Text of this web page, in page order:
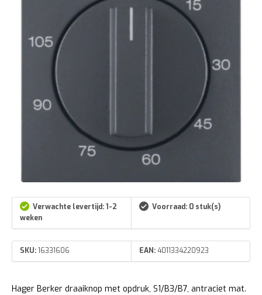
Verwachte levertijd: 1-2
weken
Voorraad: 0 stuk(s)
SKU:16331606 EAN:4011334220923
Hager Berker draaiknop met opdruk, S1/B3/B7, antraciet mat.